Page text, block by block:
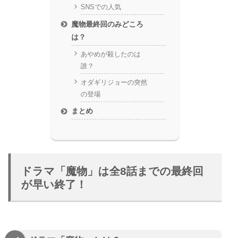
SNSでの人気
魔物最終回のみどころ
は？
あやめが殺したのは
誰？
オダギリジョーの突然
の登場
まとめ
ドラマ「魔物」は全8話までの最終回
が早い終了！